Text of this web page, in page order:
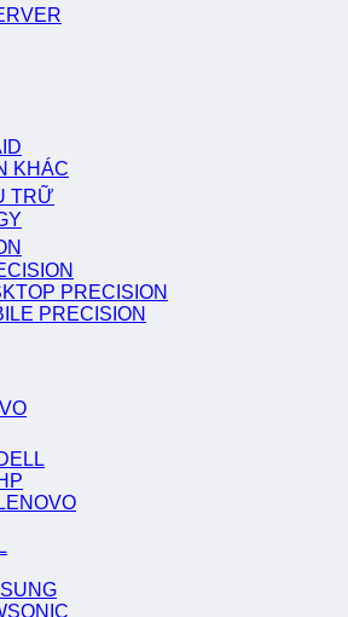
KHÁC
TRỮ
PRECISION
PRECISION